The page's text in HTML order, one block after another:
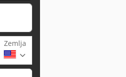
Zemlja